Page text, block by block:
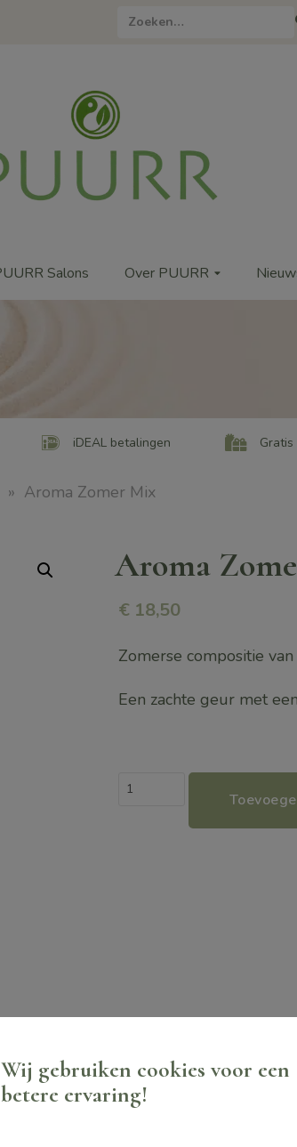
Zoeken
Salons Over PUURR
iDEAL betalingen Gratis
» Aroma Zomer Mix
Aroma
€ 18,50
Zomerse compositie
Een zachte geur met
Aroma
Wij gebruiken cookies voor een
betere ervaring!